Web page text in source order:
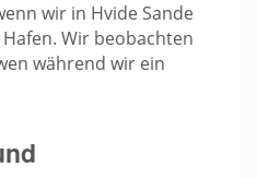
wir in Hvide Sande
Wir beobachten
während wir ein